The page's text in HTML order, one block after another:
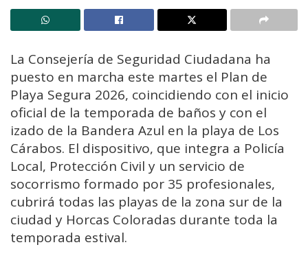
La Consejería de Seguridad Ciudadana ha
puesto en marcha este martes el Plan de
Playa Segura 2026, coincidiendo con el inicio
oficial de la temporada de baños y con el
izado de la Bandera Azul en la playa de Los
Cárabos. El dispositivo, que integra a Policía
Local, Protección Civil y un servicio de
socorrismo formado por 35 profesionales,
cubrirá todas las playas de la zona sur de la
ciudad y Horcas Coloradas durante toda la
temporada estival.